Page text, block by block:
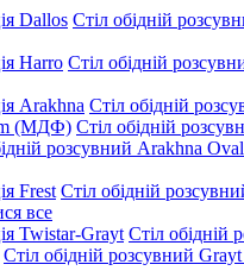
Dallos Стіл обідній
Harro Стіл обідній
Arakhna Стіл обідній
(МДФ) Стіл обідній
розсувний Arakhna
Frest Стіл обідній
все
Twistar-Grayt Стіл обідній
Стіл обідній розсувний